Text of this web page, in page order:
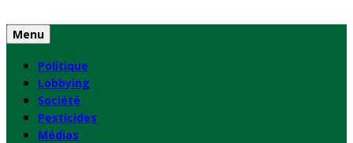
to
content
Menu
Politique
Lobbying
Société
Pesticides
Médias